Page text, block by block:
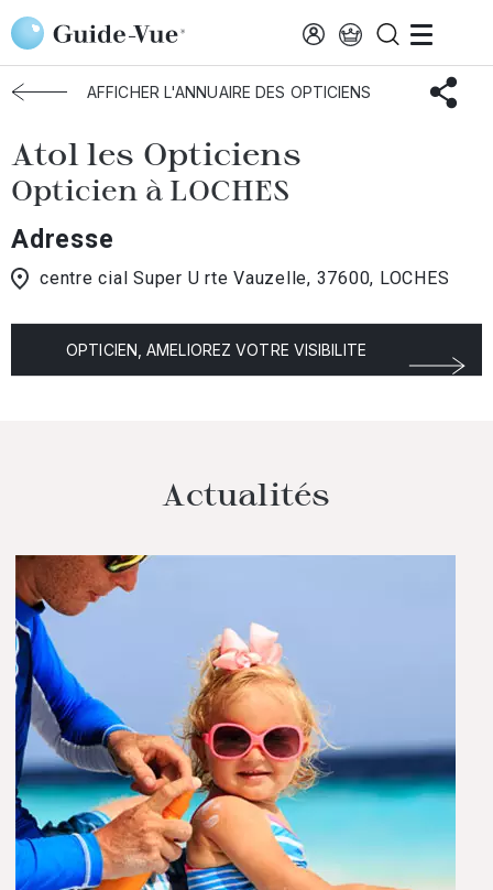
Aller au contenu principal
Accueil Choisir mon opticien Atol Les Opticiens
AFFICHER L'ANNUAIRE DES OPTICIENS
Atol les Opticiens
Opticien à LOCHES
Adresse
centre cial Super U rte Vauzelle, 37600, LOCHES
OPTICIEN, AMELIOREZ VOTRE VISIBILITE
Actualités